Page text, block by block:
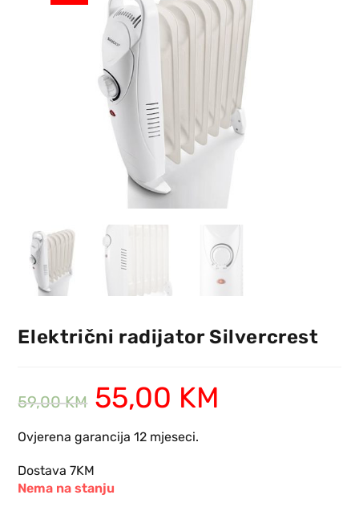
Električni radijator Silvercrest
59,00KM 55,00 KM
Ovjerena garancija 12 mjeseci.
Dostava 7KM
Nema na stanju